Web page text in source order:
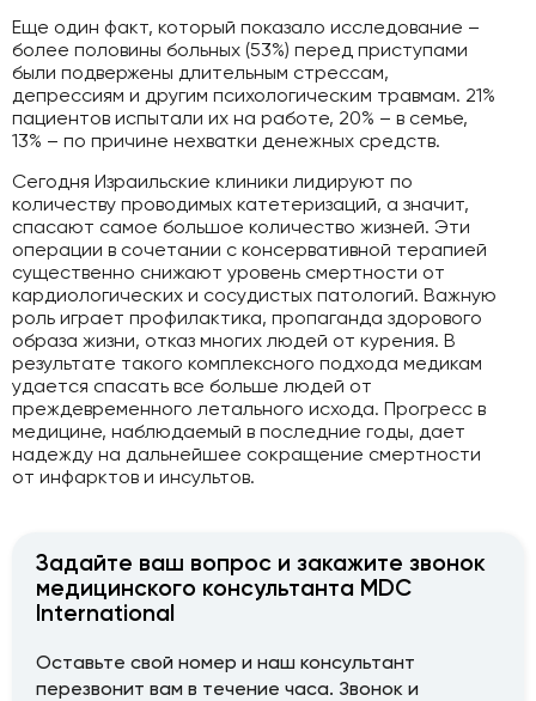
Еще один факт, который показало исследование –
более половины больных (53%) перед приступами
были подвержены длительным стрессам,
депрессиям и другим психологическим травмам. 21%
пациентов испытали их на работе, 20% – в семье,
13% – по причине нехватки денежных средств.
Сегодня Израильские клиники лидируют по
количеству проводимых катетеризаций, а значит,
спасают самое большое количество жизней. Эти
операции в сочетании с консервативной терапией
существенно снижают уровень смертности от
кардиологических и сосудистых патологий. Важную
роль играет профилактика, пропаганда здорового
образа жизни, отказ многих людей от курения. В
результате такого комплексного подхода медикам
удается спасать все больше людей от
преждевременного летального исхода. Прогресс в
медицине, наблюдаемый в последние годы, дает
надежду на дальнейшее сокращение смертности
от инфарктов и инсультов.
Задайте ваш вопрос и закажите звонок
медицинского консультанта MDC
International
Оставьте свой номер и наш консультант
перезвонит вам в течение часа. Звонок и